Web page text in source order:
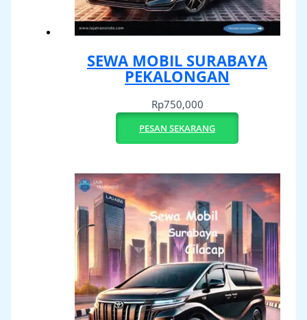
SEWA MOBIL SURABAYA
PEKALONGAN
Rp750,000
PESAN SEKARANG